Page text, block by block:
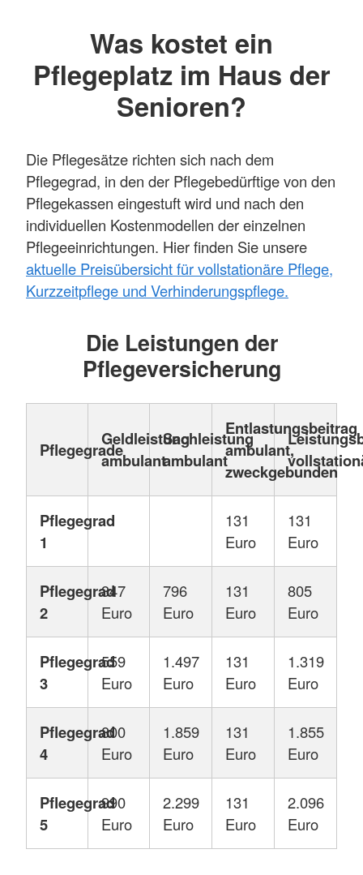
Was kostet ein
Pflegeplatz im Haus der
Senioren?
Die Pflegesätze richten sich nach dem
Pflegegrad, in den der Pflegebedürftige von den
Pflegekassen eingestuft wird und nach den
individuellen Kostenmodellen der einzelnen
Pflegeeinrichtungen. Hier finden Sie unsere
aktuelle Preisübersicht für vollstationäre Pflege,
Kurzzeitpflege und Verhinderungspflege.
Die Leistungen der
Pflegeversicherung
Pflegegrade
Geldleistung
ambulant
Sachleistung
ambulant
Entlastungsbeitrag
ambulant,
zweckgebunden
Pflegegrad
1
131
Euro
131
Euro
Pflegegrad
2
347
Euro
796
Euro
131
Euro
805
Euro
Pflegegrad
3
559
Euro
1.497
Euro
131
Euro
1.319
Euro
Pflegegrad
4
800
Euro
1.859
Euro
131
Euro
1.855
Euro
Pflegegrad
5
990
Euro
2.299
Euro
131
Euro
2.096
Euro